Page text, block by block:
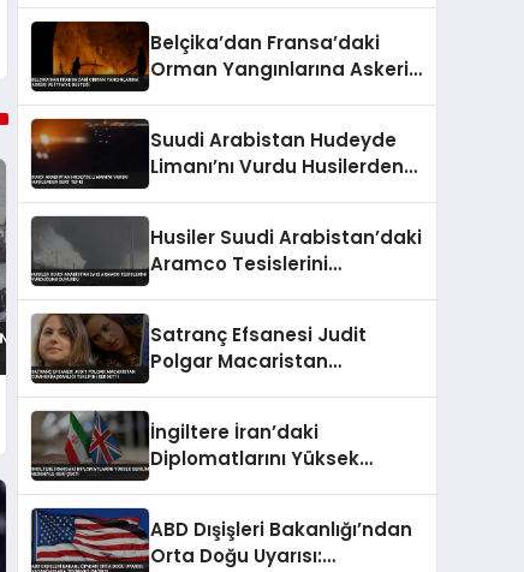
Belçika’dan Fransa’daki
Orman Yangınlarına Askeri
Suudi Arabistan Hudeyde
Limanı’nı Vurdu Husilerden
Husiler Suudi Arabistan’daki
Aramco Tesislerini
Satranç Efsanesi Judit
Polgar Macaristan
İngiltere İran’daki
Diplomatlarını Yüksek
ABD Dışişleri Bakanlığı’ndan
Orta Doğu Uyarısı: